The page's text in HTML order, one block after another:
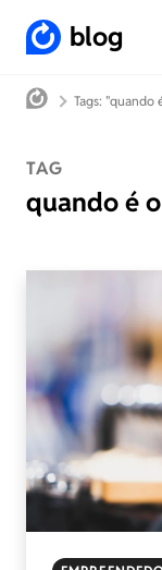
blog
Tags: "quando
TAG
quando é